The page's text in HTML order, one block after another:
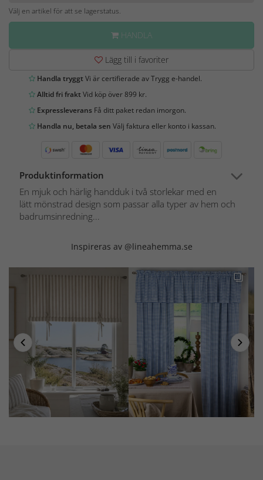
Välj en artikel för att se lagerstatus.
HANDLA
Lägg till i favoriter
Handla tryggtVi är certifierade av Trygg e-handel.
Alltid fri fraktVid köp över 899 kr.
Expressleverans Få ditt paket redan imorgon.
Handla nu, betala sen Välj faktura eller konto i kassan.
Produktinformation
En mjuk och härlig handduk i två storlekar med en
lätt mönstrad design som passar alla typer av hem och
badrumsinredning...
Inspireras av @lineahemma.se